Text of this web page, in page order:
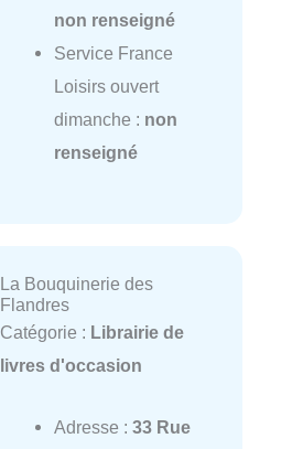
non renseigné
Service France
Loisirs ouvert
dimanche : non
renseigné
La Bouquinerie des
Flandres
Catégorie : Librairie de
livres d'occasion
Adresse : 33 Rue